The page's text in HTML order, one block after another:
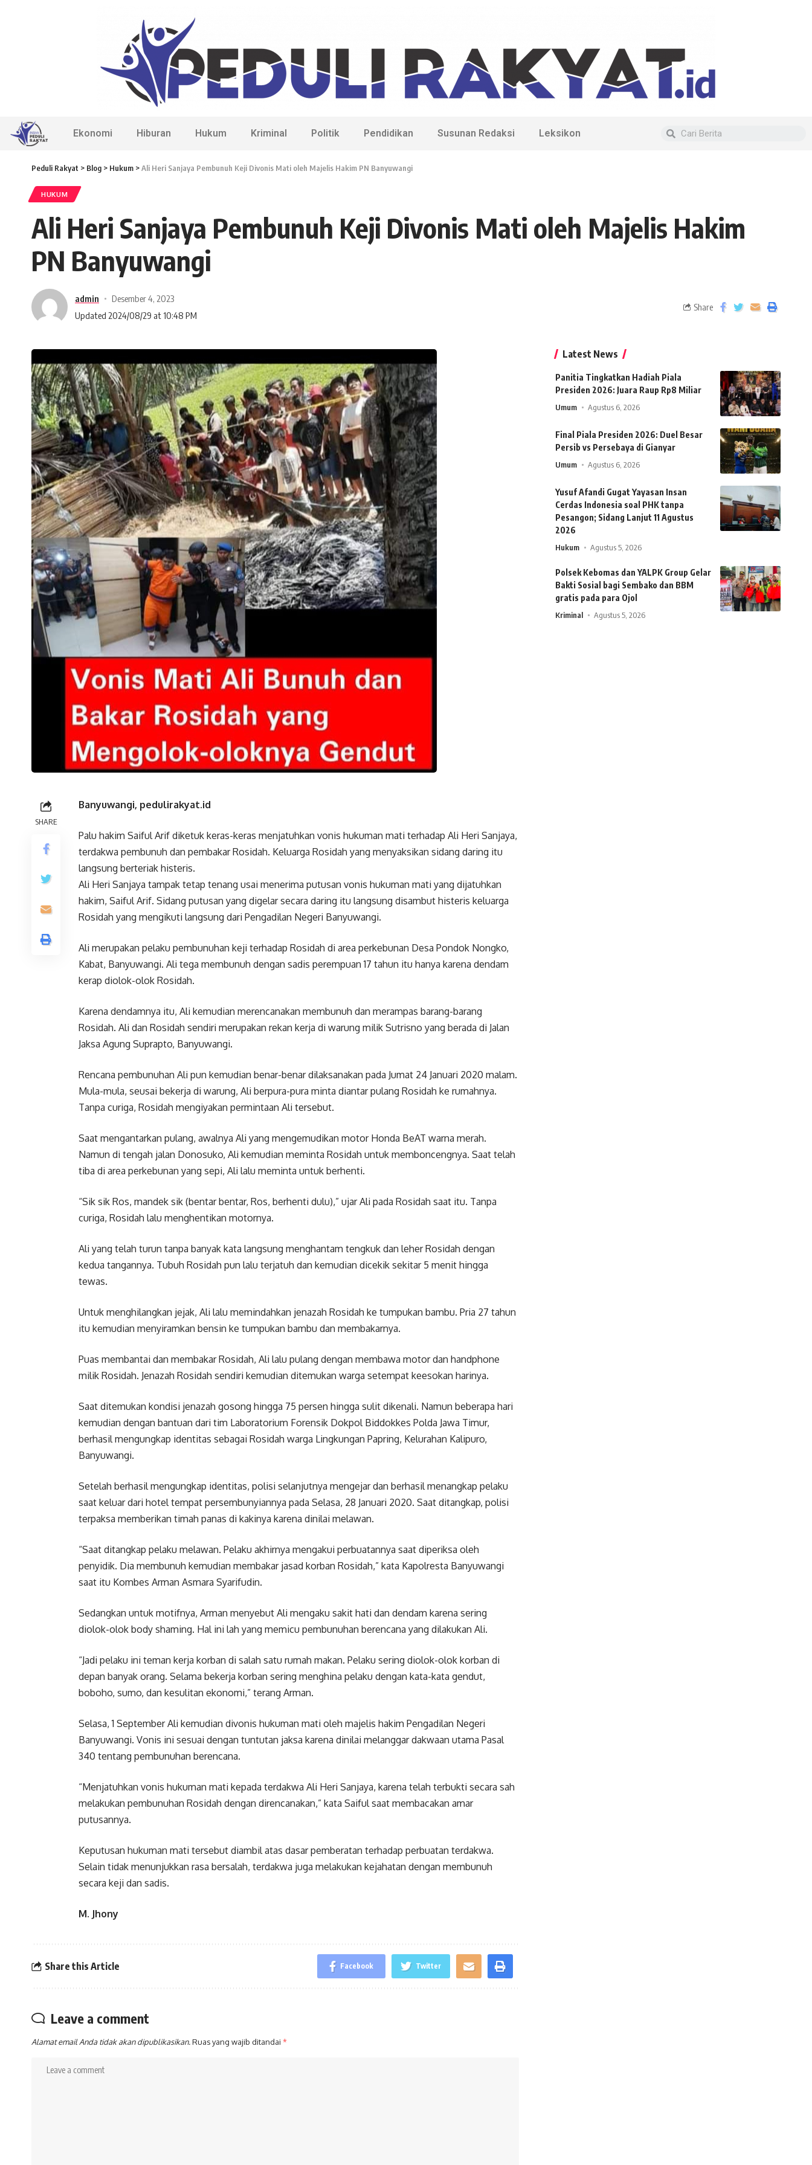
Ekonomi Hiburan Hukum Kriminal Politik Pendidikan Susunan Redaksi Leksikon
Peduli Rakyat > Blog > Hukum >Ali Heri Sanjaya Pembunuh Keji Divonis Mati oleh Majelis Hakim PN Banyuwangi
HUKUM
Ali Heri Sanjaya Pembunuh Keji Divonis Mati oleh Majelis Hakim
PN Banyuwangi
admin
Desember 4, 2023
Updated 2024/08/29 at 10:48 PM
Share
SHARE
Banyuwangi, pedulirakyat.id
Palu hakim Saiful Arif diketuk keras-keras menjatuhkan vonis hukuman mati terhadap Ali Heri Sanjaya,
terdakwa pembunuh dan pembakar Rosidah. Keluarga Rosidah yang menyaksikan sidang daring itu
langsung berteriak histeris.
Ali Heri Sanjaya tampak tetap tenang usai menerima putusan vonis hukuman mati yang dijatuhkan
hakim, Saiful Arif. Sidang putusan yang digelar secara daring itu langsung disambut histeris keluarga
Rosidah yang mengikuti langsung dari Pengadilan Negeri Banyuwangi.
Ali merupakan pelaku pembunuhan keji terhadap Rosidah di area perkebunan Desa Pondok Nongko,
Kabat, Banyuwangi. Ali tega membunuh dengan sadis perempuan 17 tahun itu hanya karena dendam
kerap diolok-olok Rosidah.
Karena dendamnya itu, Ali kemudian merencanakan membunuh dan merampas barang-barang
Rosidah. Ali dan Rosidah sendiri merupakan rekan kerja di warung milik Sutrisno yang berada di Jalan
Jaksa Agung Suprapto, Banyuwangi.
Rencana pembunuhan Ali pun kemudian benar-benar dilaksanakan pada Jumat 24 Januari 2020 malam.
Mula-mula, seusai bekerja di warung, Ali berpura-pura minta diantar pulang Rosidah ke rumahnya.
Tanpa curiga, Rosidah mengiyakan permintaan Ali tersebut.
Saat mengantarkan pulang, awalnya Ali yang mengemudikan motor Honda BeAT warna merah.
Namun di tengah jalan Donosuko, Ali kemudian meminta Rosidah untuk memboncengnya. Saat telah
tiba di area perkebunan yang sepi, Ali lalu meminta untuk berhenti.
“Sik sik Ros, mandek sik (bentar bentar, Ros, berhenti dulu),” ujar Ali pada Rosidah saat itu. Tanpa
curiga, Rosidah lalu menghentikan motornya.
Ali yang telah turun tanpa banyak kata langsung menghantam tengkuk dan leher Rosidah dengan
kedua tangannya. Tubuh Rosidah pun lalu terjatuh dan kemudian dicekik sekitar 5 menit hingga
tewas.
Untuk menghilangkan jejak, Ali lalu memindahkan jenazah Rosidah ke tumpukan bambu. Pria 27 tahun
itu kemudian menyiramkan bensin ke tumpukan bambu dan membakarnya.
Puas membantai dan membakar Rosidah, Ali lalu pulang dengan membawa motor dan handphone
milik Rosidah. Jenazah Rosidah sendiri kemudian ditemukan warga setempat keesokan harinya.
Saat ditemukan kondisi jenazah gosong hingga 75 persen hingga sulit dikenali. Namun beberapa hari
kemudian dengan bantuan dari tim Laboratorium Forensik Dokpol Biddokkes Polda Jawa Timur,
berhasil mengungkap identitas sebagai Rosidah warga Lingkungan Papring, Kelurahan Kalipuro,
Banyuwangi.
Setelah berhasil mengungkap identitas, polisi selanjutnya mengejar dan berhasil menangkap pelaku
saat keluar dari hotel tempat persembunyiannya pada Selasa, 28 Januari 2020. Saat ditangkap, polisi
terpaksa memberikan timah panas di kakinya karena dinilai melawan.
“Saat ditangkap pelaku melawan. Pelaku akhirnya mengakui perbuatannya saat diperiksa oleh
penyidik. Dia membunuh kemudian membakar jasad korban Rosidah,” kata Kapolresta Banyuwangi
saat itu Kombes Arman Asmara Syarifudin.
Sedangkan untuk motifnya, Arman menyebut Ali mengaku sakit hati dan dendam karena sering
diolok-olok body shaming. Hal ini lah yang memicu pembunuhan berencana yang dilakukan Ali.
“Jadi pelaku ini teman kerja korban di salah satu rumah makan. Pelaku sering diolok-olok korban di
depan banyak orang. Selama bekerja korban sering menghina pelaku dengan kata-kata gendut,
boboho, sumo, dan kesulitan ekonomi,” terang Arman.
Selasa, 1 September Ali kemudian divonis hukuman mati oleh majelis hakim Pengadilan Negeri
Banyuwangi. Vonis ini sesuai dengan tuntutan jaksa karena dinilai melanggar dakwaan utama Pasal
340 tentang pembunuhan berencana.
“Menjatuhkan vonis hukuman mati kepada terdakwa Ali Heri Sanjaya, karena telah terbukti secara sah
melakukan pembunuhan Rosidah dengan direncanakan,” kata Saiful saat membacakan amar
putusannya.
Keputusan hukuman mati tersebut diambil atas dasar pemberatan terhadap perbuatan terdakwa.
Selain tidak menunjukkan rasa bersalah, terdakwa juga melakukan kejahatan dengan membunuh
secara keji dan sadis.
M. Jhony
Share this Article Facebook Twitter
Leave a comment
Alamat email Anda tidak akan dipublikasikan.Ruas yang wajib ditandai *
Latest News
Panitia Tingkatkan Hadiah Piala
Presiden 2026: Juara Raup Rp8 Miliar
Umum Agustus 6, 2026
Final Piala Presiden 2026: Duel Besar
Persib vs Persebaya di Gianyar
Umum Agustus 6, 2026
Yusuf Afandi Gugat Yayasan Insan
Cerdas Indonesia soal PHK tanpa
Pesangon; Sidang Lanjut 11 Agustus
2026
Hukum Agustus 5, 2026
Polsek Kebomas dan YALPK Group Gelar
Bakti Sosial bagi Sembako dan BBM
gratis pada para Ojol
Kriminal Agustus 5, 2026